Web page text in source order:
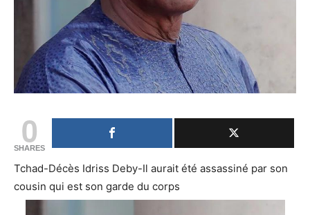
0
SHARES
Tchad-Décès Idriss Deby-Il aurait été assassiné par son
cousin qui est son garde du corps